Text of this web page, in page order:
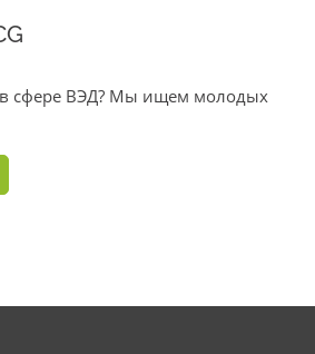
в сфере ВЭД? Мы ищем молодых